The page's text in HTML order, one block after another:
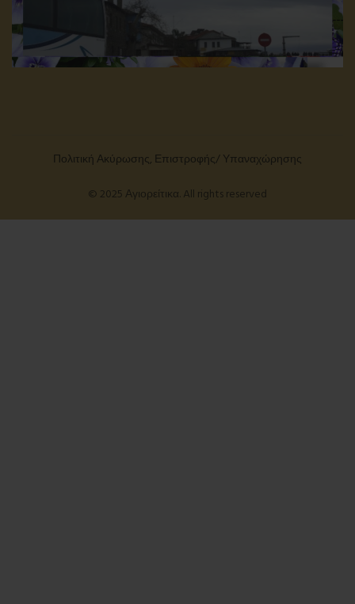
Πολιτική Ακύρωσης, Επιστροφής/ Υπαναχώρησης
© 2025 Αγιορείτικα. All rights reserved